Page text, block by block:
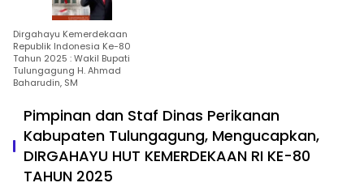
Dirgahayu Kemerdekaan
Republik Indonesia Ke-80
Tahun 2025 : Wakil Bupati
Tulungagung H. Ahmad
Baharudin, SM
Pimpinan dan Staf Dinas Perikanan
Kabupaten Tulungagung, Mengucapkan,
DIRGAHAYU HUT KEMERDEKAAN RI KE-80
TAHUN 2025